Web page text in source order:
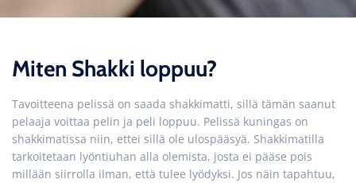
Miten Shakki loppuu?
Tavoitteena pelissä on saada shakkimatti, sillä tämän saanut
pelaaja voittaa pelin ja peli loppuu. Pelissä kuningas on
shakkimatissa niin, ettei sillä ole ulospääsyä. Shakkimatilla
tarkoitetaan lyöntiuhan alla olemista, josta ei pääse pois
millään siirrolla ilman, että tulee lyödyksi. Jos näin tapahtuu,